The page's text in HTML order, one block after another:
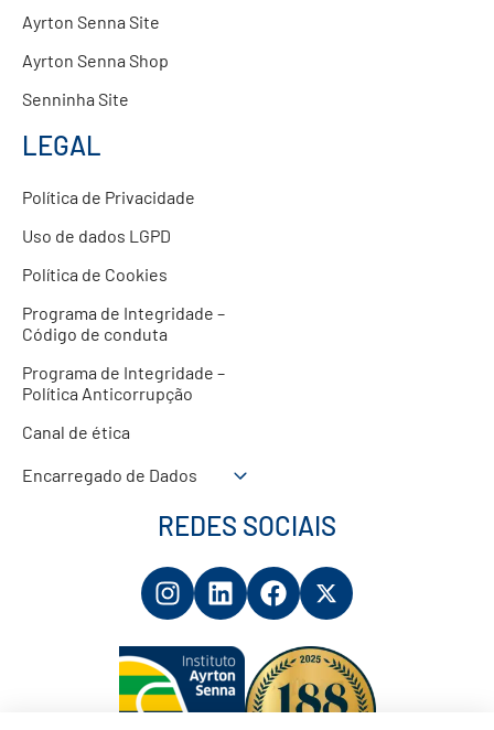
Ayrton Senna Site
Ayrton Senna Shop
Senninha Site
LEGAL
Política de Privacidade
Uso de dados LGPD
Política de Cookies
Programa de Integridade –
Código de conduta
Programa de Integridade –
Política Anticorrupção
Canal de ética
Encarregado de Dados
REDES SOCIAIS